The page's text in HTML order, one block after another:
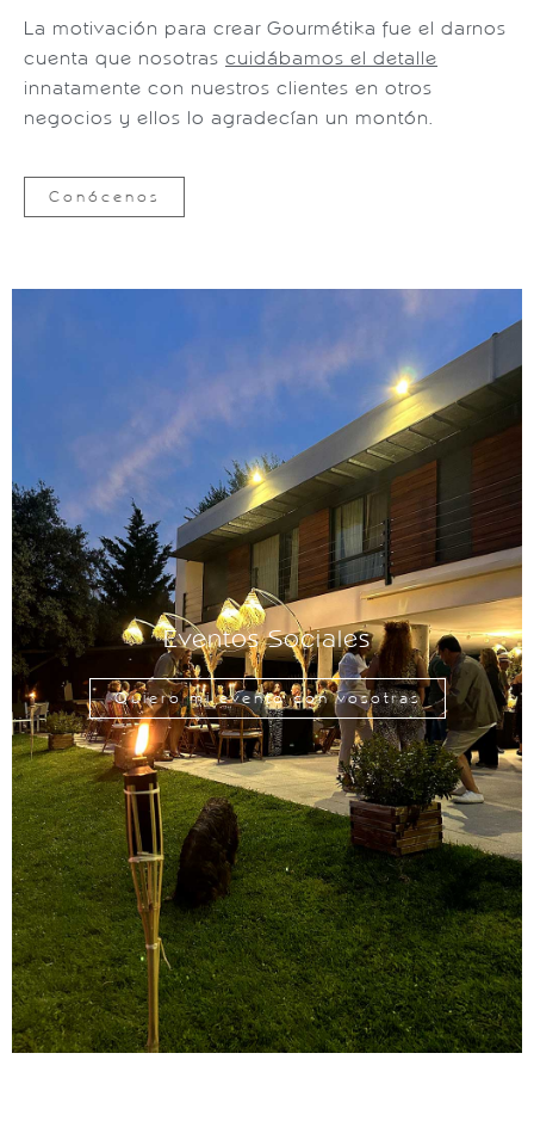
La motivación para crear Gourmétika fue el darnos
cuenta que nosotras cuidábamos el detalle
innatamente con nuestros clientes en otros
negocios y ellos lo agradecían un montón.
Conócenos
Eventos Sociales
Quiero mi evento con vosotras